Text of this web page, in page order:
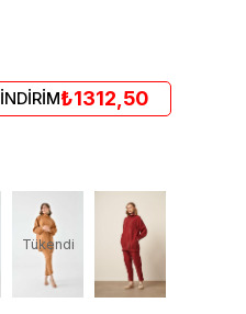
₺1312,50
Tükendi